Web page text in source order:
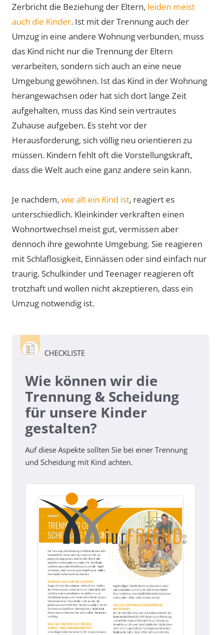
Zerbricht die Beziehung der Eltern, leiden meist
auch die Kinder. Ist mit der Trennung auch der
Umzug in eine andere Wohnung verbunden, muss
das Kind nicht nur die Trennung der Eltern
verarbeiten, sondern sich auch an eine neue
Umgebung gewöhnen. Ist das Kind in der Wohnung
herangewachsen oder hat sich dort lange Zeit
aufgehalten, muss das Kind sein vertrautes
Zuhause aufgeben. Es steht vor der
Herausforderung, sich völlig neu orientieren zu
müssen. Kindern fehlt oft die Vorstellungskraft,
dass die Welt auch eine ganz andere sein kann.
Je nachdem, wie alt ein Kind ist, reagiert es
unterschiedlich. Kleinkinder verkraften einen
Wohnortwechsel meist gut, vermissen aber
dennoch ihre gewohnte Umgebung. Sie reagieren
mit Schlaflosigkeit, Einnässen oder sind einfach nur
traurig. Schulkinder und Teenager reagieren oft
trotzhaft und wollen nicht akzeptieren, dass ein
Umzug notwendig ist.
CHECKLISTE
Wie können wir die
Trennung & Scheidung
für unsere Kinder
gestalten?
Auf diese Aspekte sollten Sie bei einer Trennung
und Scheidung mit Kind achten.